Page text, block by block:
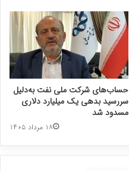
حساب‌های شرکت ملی نفت به‌دلیل
سررسید بدهی یک میلیارد دلاری
مسدود شد
۱۸ مرداد ۱۴۰۵